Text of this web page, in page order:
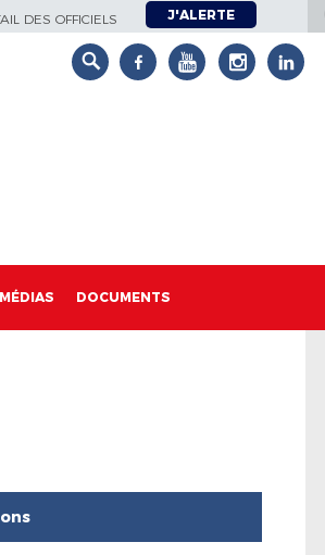
DES OFFICIELS J'ALERTE
MÉDIAS DOCUMENTS